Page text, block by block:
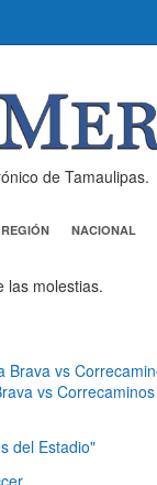
de Tamaulipas.
NACIONAL
las molestias.
vs Correcaminos
del Estadio"